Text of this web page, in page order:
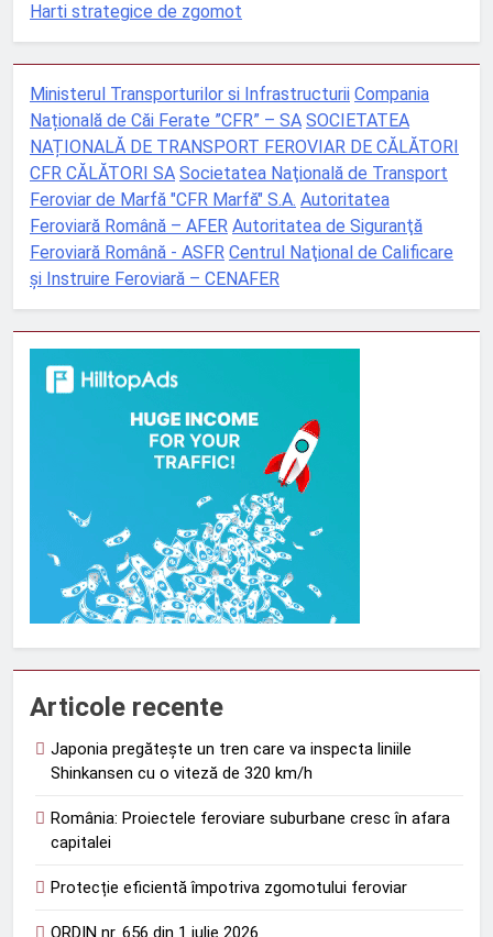
Harti strategice de zgomot
Ministerul Transporturilor si Infrastructurii Compania
Națională de Căi Ferate ”CFR” – SA SOCIETATEA
NAȚIONALĂ DE TRANSPORT FEROVIAR DE CĂLĂTORI
CFR CĂLĂTORI SA Societatea Naţională de Transport
Feroviar de Marfă "CFR Marfă" S.A. Autoritatea
Feroviară Română – AFER Autoritatea de Siguranţă
Feroviară Română - ASFR Centrul Naţional de Calificare
şi Instruire Feroviară – CENAFER
Articole recente
Japonia pregătește un tren care va inspecta liniile
Shinkansen cu o viteză de 320 km/h
România: Proiectele feroviare suburbane cresc în afara
capitalei
Protecție eficientă împotriva zgomotului feroviar
ORDIN nr. 656 din 1 iulie 2026